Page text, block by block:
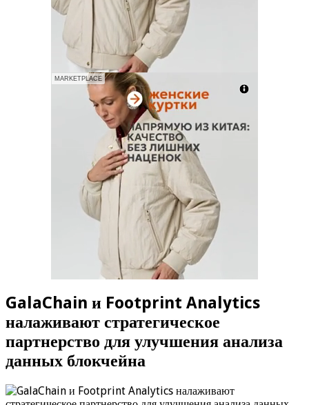
MARKETPLACE
GalaChain и Footprint Analytics
налаживают стратегическое
партнерство для улучшения анализа
данных блокчейна